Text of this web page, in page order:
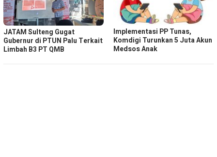
JATAM Sulteng Gugat
Gubernur di PTUN Palu Terkait
Limbah B3 PT QMB
Implementasi PP Tunas,
Komdigi Turunkan 5 Juta Akun
Medsos Anak